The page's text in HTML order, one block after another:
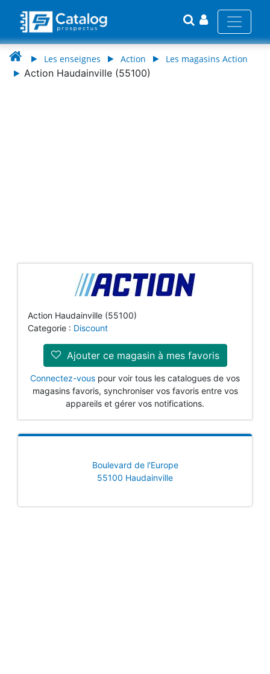
Les enseignes Action Les magasins Action
Action Haudainville (55100)
Action Haudainville (55100)
Categorie : Discount
Ajouter ce magasin à mes favoris
Connectez-vous pour voir tous les catalogues de vos
magasins favoris, synchroniser vos favoris entre vos
appareils et gérer vos notifications.
Boulevard de l'Europe
55100 Haudainville